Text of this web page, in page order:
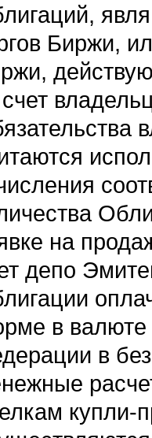
Биржи,
на
депо
в валюте
в
купли-